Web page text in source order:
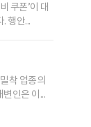
쿠폰’이 대
행안...
착 업종의
인은 이...